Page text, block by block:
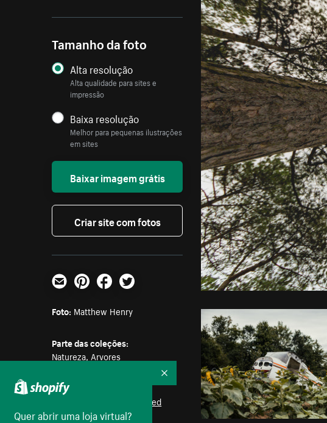
Tamanho da foto
Alta resolução
Alta qualidade para sites e
impressão
Baixa resolução
Melhor para pequenas ilustrações
em sites
Baixar imagem grátis
Criar site com fotos
E-mailPinterestFacebookTwitter
Foto: Matthew Henry
Parte das coleções:
Natureza, Arvores
Licença:
Burst Some Rights Reserved
Quer abrir uma loja virtual?
Recolher